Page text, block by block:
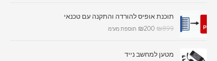
תוכנת אופיס להורדה והתקנה עם טכנאי
₪899
₪200 תוספת מע"מ
מטען למחשב נייד